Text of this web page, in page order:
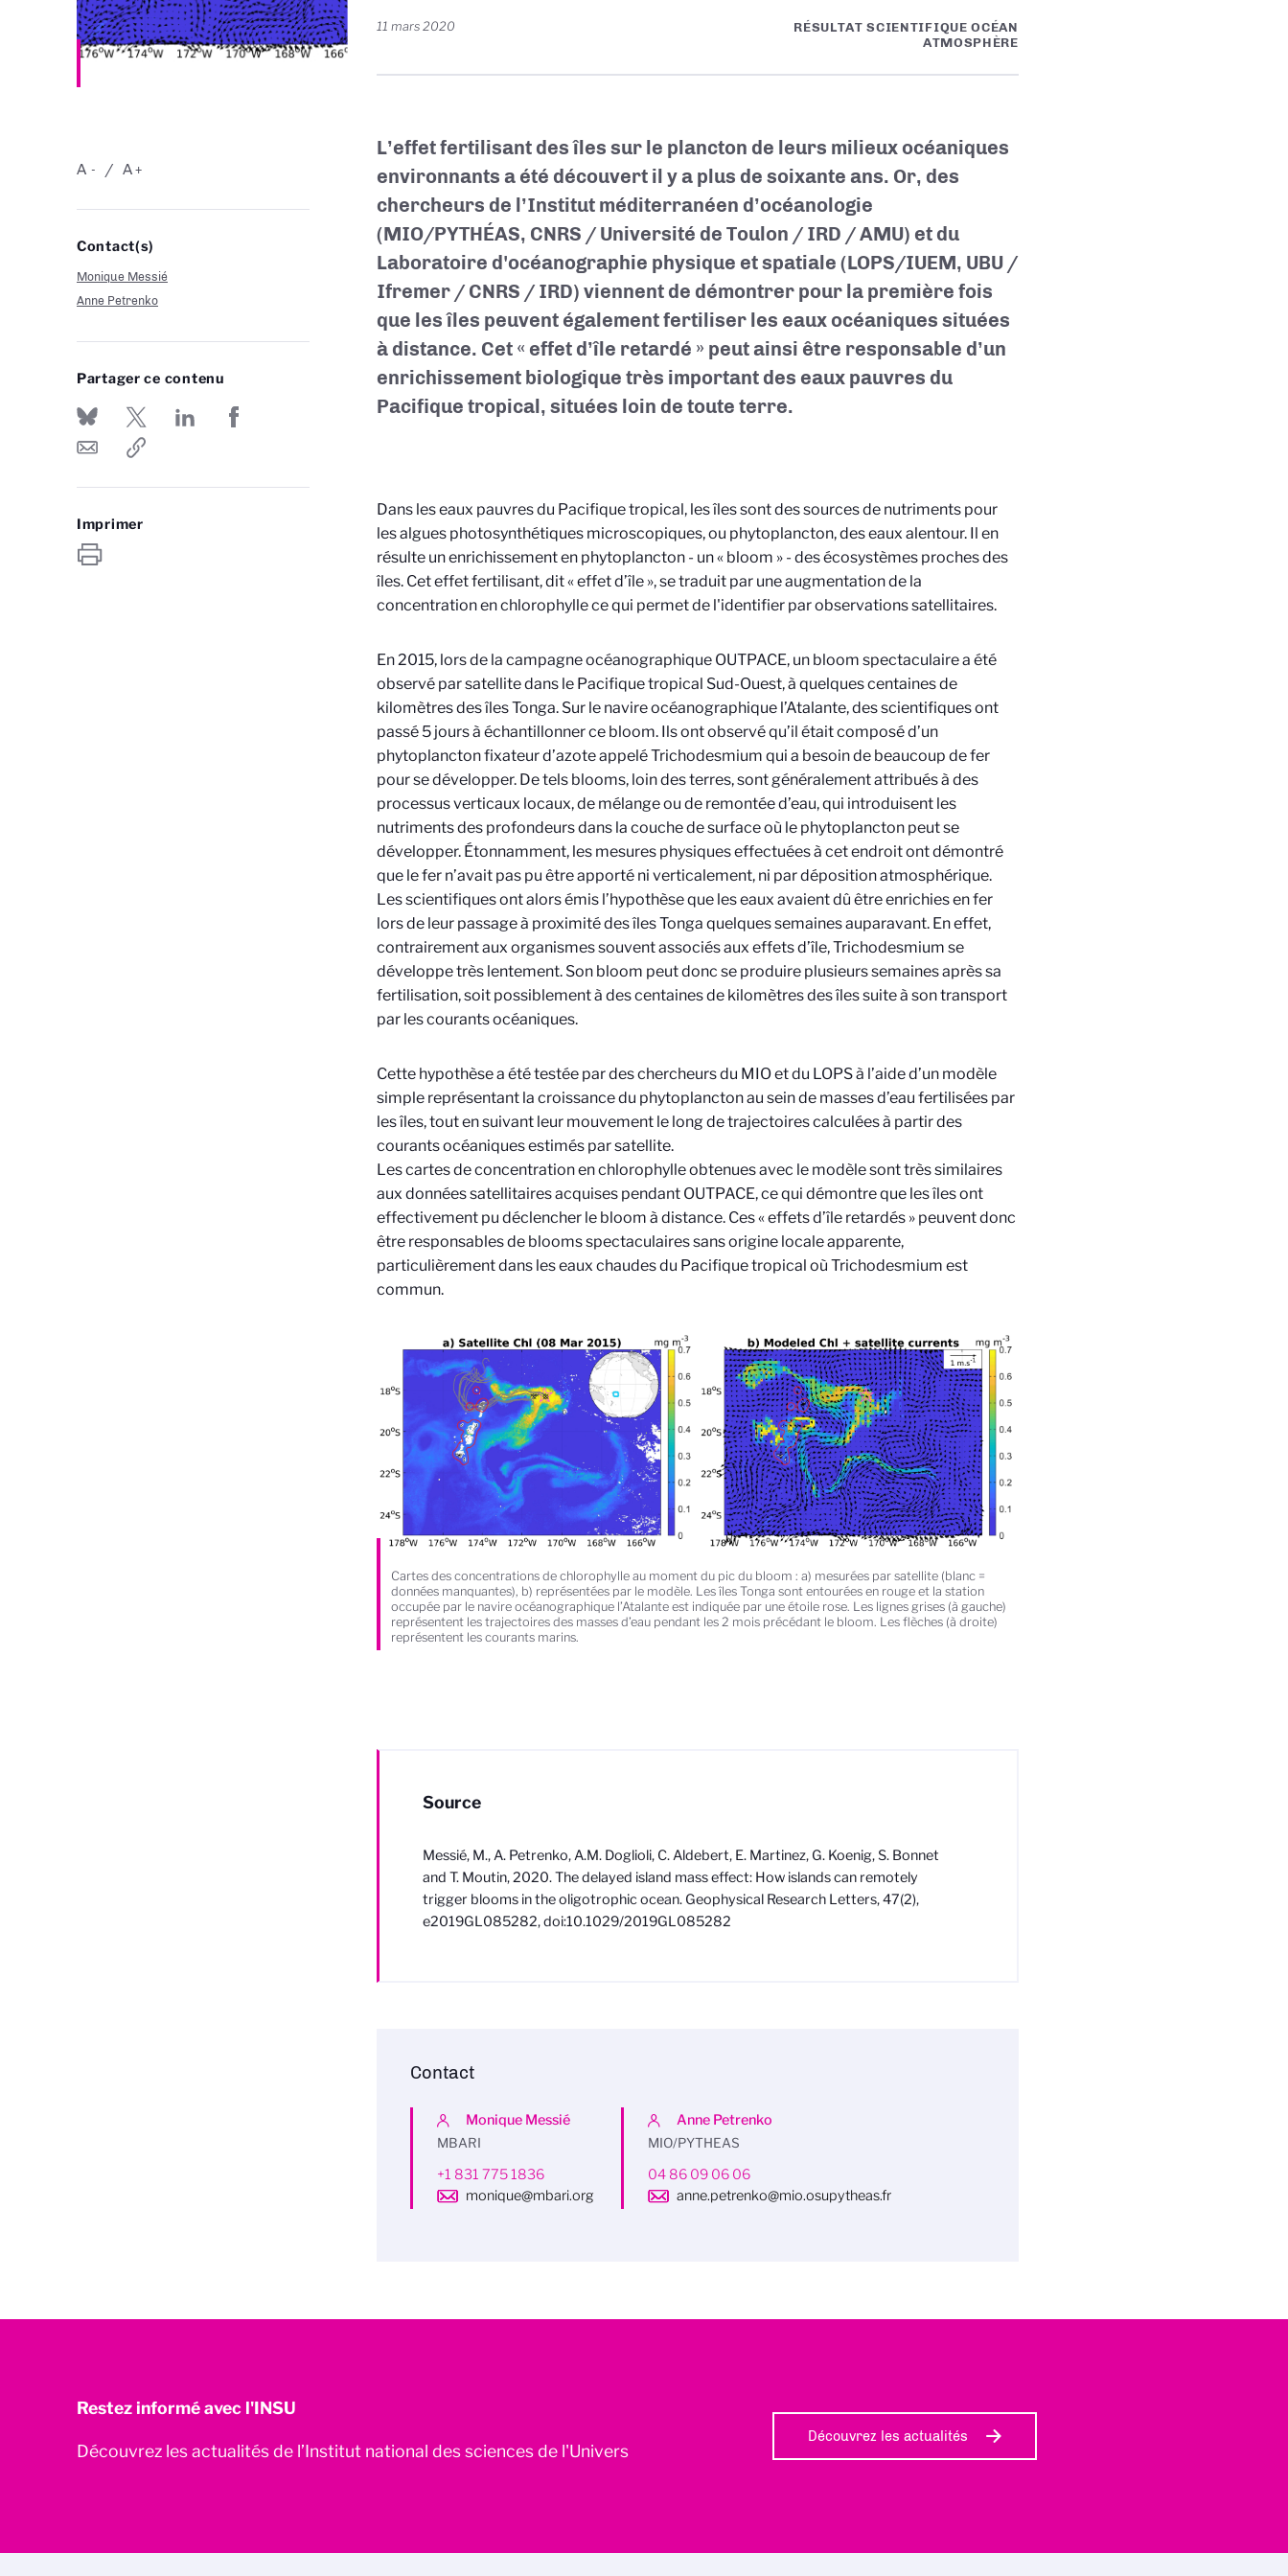
-
A +
A
Contact(s)
Monique Messié
Anne Petrenko
Partager ce contenu
Imprimer
11 mars 2020
RÉSULTAT SCIENTIFIQUE OCÉAN
ATMOSPHÈRE
L’effet fertilisant des îles sur le plancton de leurs milieux océaniques
environnants a été découvert il y a plus de soixante ans. Or, des
chercheurs de l’Institut méditerranéen d’océanologie
(MIO/PYTHÉAS, CNRS / Université de Toulon / IRD / AMU) et du
Laboratoire d'océanographie physique et spatiale (LOPS/IUEM, UBU /
Ifremer / CNRS / IRD) viennent de démontrer pour la première fois
que les îles peuvent également fertiliser les eaux océaniques situées
à distance. Cet « effet d’île retardé » peut ainsi être responsable d’un
enrichissement biologique très important des eaux pauvres du
Pacifique tropical, situées loin de toute terre.
Dans les eaux pauvres du Pacifique tropical, les îles sont des sources de nutriments pour
les algues photosynthétiques microscopiques, ou phytoplancton, des eaux alentour. Il en
résulte un enrichissement en phytoplancton - un « bloom » - des écosystèmes proches des
îles. Cet effet fertilisant, dit « effet d’île », se traduit par une augmentation de la
concentration en chlorophylle ce qui permet de l'identifier par observations satellitaires.
En 2015, lors de la campagne océanographique OUTPACE, un bloom spectaculaire a été
observé par satellite dans le Pacifique tropical Sud-Ouest, à quelques centaines de
kilomètres des îles Tonga. Sur le navire océanographique l’Atalante, des scientifiques ont
passé 5 jours à échantillonner ce bloom. Ils ont observé qu’il était composé d’un
phytoplancton fixateur d’azote appelé Trichodesmium qui a besoin de beaucoup de fer
pour se développer. De tels blooms, loin des terres, sont généralement attribués à des
processus verticaux locaux, de mélange ou de remontée d’eau, qui introduisent les
nutriments des profondeurs dans la couche de surface où le phytoplancton peut se
développer. Étonnamment, les mesures physiques effectuées à cet endroit ont démontré
que le fer n’avait pas pu être apporté ni verticalement, ni par déposition atmosphérique.
Les scientifiques ont alors émis l’hypothèse que les eaux avaient dû être enrichies en fer
lors de leur passage à proximité des îles Tonga quelques semaines auparavant. En effet,
contrairement aux organismes souvent associés aux effets d’île, Trichodesmium se
développe très lentement. Son bloom peut donc se produire plusieurs semaines après sa
fertilisation, soit possiblement à des centaines de kilomètres des îles suite à son transport
par les courants océaniques.
Cette hypothèse a été testée par des chercheurs du MIO et du LOPS à l’aide d’un modèle
simple représentant la croissance du phytoplancton au sein de masses d’eau fertilisées par
les îles, tout en suivant leur mouvement le long de trajectoires calculées à partir des
courants océaniques estimés par satellite.
Les cartes de concentration en chlorophylle obtenues avec le modèle sont très similaires
aux données satellitaires acquises pendant OUTPACE, ce qui démontre que les îles ont
effectivement pu déclencher le bloom à distance. Ces « effets d’île retardés » peuvent donc
être responsables de blooms spectaculaires sans origine locale apparente,
particulièrement dans les eaux chaudes du Pacifique tropical où Trichodesmium est
commun.
Cartes des concentrations de chlorophylle au moment du pic du bloom : a) mesurées par satellite (blanc =
données manquantes), b) représentées par le modèle. Les îles Tonga sont entourées en rouge et la station
occupée par le navire océanographique l’Atalante est indiquée par une étoile rose. Les lignes grises (à gauche)
représentent les trajectoires des masses d’eau pendant les 2 mois précédant le bloom. Les flèches (à droite)
représentent les courants marins.
Source
Messié, M., A. Petrenko, A.M. Doglioli, C. Aldebert, E. Martinez, G. Koenig, S. Bonnet
and T. Moutin, 2020. The delayed island mass effect: How islands can remotely
trigger blooms in the oligotrophic ocean. Geophysical Research Letters, 47(2),
e2019GL085282, doi:10.1029/2019GL085282
Contact
Monique Messié
MBARI
+1 831 775 1836
monique@mbari.org
Anne Petrenko
MIO/PYTHEAS
04 86 09 06 06
anne.petrenko@mio.osupytheas.fr
Restez informé avec l'INSU
Découvrez les actualités de l’Institut national des sciences de l'Univers
Découvrez les actualités